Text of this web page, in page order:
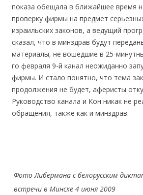
показа обещала в ближайшее время
проверку фирмы на предмет
израильских законов, а ведущий
сказал, что в минздрав будут
материалы, не вошедшие в 25-
го февраля 9-й канал неожиданно
фирмы. И стало понятно, что тема
продолжения не будет, аферисты
Руководство канала и Кон никак не
обращения, также как и минздрав.
Фото Либермана с белорусским
встречи в Минске 4 июня 2009